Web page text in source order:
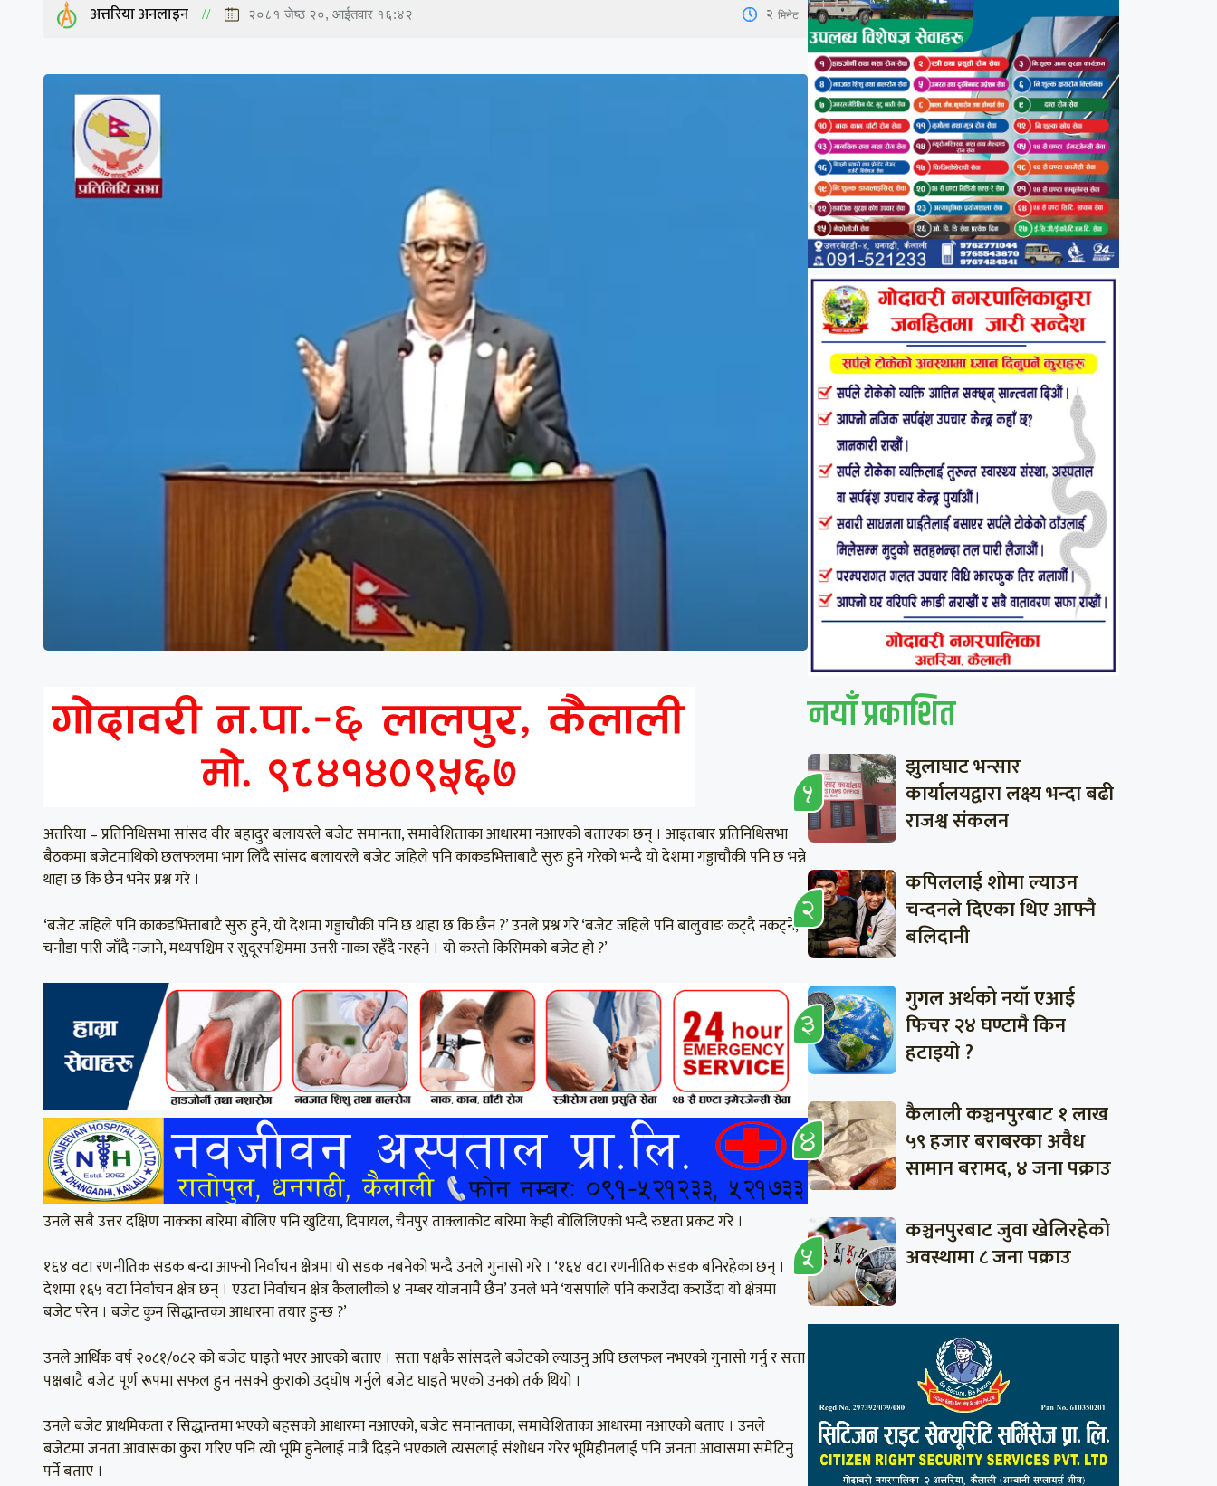
अत्तरिया अनलाइन २०८१ जेष्ठ २०, आईतवार १६:४२ 2 मिनेट
अत्तरिया – प्रतिनिधिसभा सांसद वीर बहादुर बलायरले बजेट समानता, समावेशिताका आधारमा नआएको बताएका छन् । आइतबार प्रतिनिधिसभा
बैठकमा बजेटमाथिको छलफलमा भाग लिँदै सांसद बलायरले बजेट जहिले पनि काकडभित्ताबाटै सुरु हुने गरेको भन्दै यो देशमा गड्डाचौकी पनि छ भन्ने
थाहा छ कि छैन भनेर प्रश्न गरे ।
‘बजेट जहिले पनि काकडभित्ताबाटै सुरु हुने, यो देशमा गड्डाचौकी पनि छ थाहा छ कि छैन ?’ उनले प्रश्न गरे ‘बजेट जहिले पनि बालुवाङ कट्दै नकट्ने,
चनौडा पारी जाँदै नजाने, मध्यपश्चिम र सुदूरपश्चिममा उत्तरी नाका रहँदै नरहने । यो कस्तो किसिमको बजेट हो ?’
उनले सबै उत्तर दक्षिण नाकका बारेमा बोलिए पनि खुटिया, दिपायल, चैनपुर ताक्लाकोट बारेमा केही बोलिलिएको भन्दै रुष्टता प्रकट गरे ।
१६४ वटा रणनीतिक सडक बन्दा आफ्नो निर्वाचन क्षेत्रमा यो सडक नबनेको भन्दै उनले गुनासो गरे । ‘१६४ वटा रणनीतिक सडक बनिरहेका छन् ।
देशमा १६५ वटा निर्वाचन क्षेत्र छन् । एउटा निर्वाचन क्षेत्र कैलालीको ४ नम्बर योजनामै छैन’ उनले भने ‘यसपालि पनि कराउँदा कराउँदा यो क्षेत्रमा
बजेट परेन । बजेट कुन सिद्धान्तका आधारमा तयार हुन्छ ?’
उनले आर्थिक वर्ष २०८१/०८२ को बजेट घाइते भएर आएको बताए । सत्ता पक्षकै सांसदले बजेटको ल्याउनु अघि छलफल नभएको गुनासो गर्नु र सत्ता
पक्षबाटै बजेट पूर्ण रूपमा सफल हुन नसक्ने कुराको उद्घोष गर्नुले बजेट घाइते भएको उनको तर्क थियो ।
उनले बजेट प्राथमिकता र सिद्धान्तमा भएको बहसको आधारमा नआएको, बजेट समानताका, समावेशिताका आधारमा नआएको बताए । उनले
बजेटमा जनता आवासका कुरा गरिए पनि त्यो भूमि हुनेलाई मात्रै दिइने भएकाले त्यसलाई संशोधन गरेर भूमिहीनलाई पनि जनता आवासमा समेटिनु
पर्ने बताए ।
नयाँ प्रकाशित
झुलाघाट भन्सार
कार्यालयद्वारा लक्ष्य भन्दा बढी
राजश्व संकलन
कपिललाई शोमा ल्याउन
चन्दनले दिएका थिए आफ्नै
बलिदानी
गुगल अर्थको नयाँ एआई
फिचर २४ घण्टामै किन
हटाइयो ?
कैलाली कञ्चनपुरबाट १ लाख
५९ हजार बराबरका अवैध
सामान बरामद, ४ जना पक्राउ
कञ्चनपुरबाट जुवा खेलिरहेको
अवस्थामा ८ जना पक्राउ